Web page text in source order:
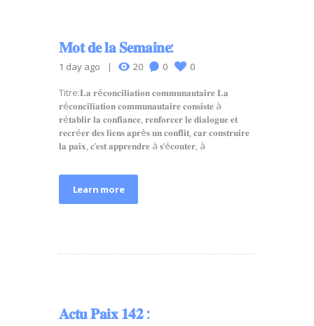
𝐌𝐨𝐭 𝐝𝐞 𝐥𝐚 𝐒𝐞𝐦𝐚𝐢𝐧𝐞:
1 day ago 20 0 0
Titre:𝐋𝐚 𝐫é𝐜𝐨𝐧𝐜𝐢𝐥𝐢𝐚𝐭𝐢𝐨𝐧 𝐜𝐨𝐦𝐦𝐮𝐧𝐚𝐮𝐭𝐚𝐢𝐫𝐞 𝐋𝐚
𝐫é𝐜𝐨𝐧𝐜𝐢𝐥𝐢𝐚𝐭𝐢𝐨𝐧 𝐜𝐨𝐦𝐦𝐮𝐧𝐚𝐮𝐭𝐚𝐢𝐫𝐞 𝐜𝐨𝐧𝐬𝐢𝐬𝐭𝐞 à
𝐫é𝐭𝐚𝐛𝐥𝐢𝐫 𝐥𝐚 𝐜𝐨𝐧𝐟𝐢𝐚𝐧𝐜𝐞, 𝐫𝐞𝐧𝐟𝐨𝐫𝐜𝐞𝐫 𝐥𝐞 𝐝𝐢𝐚𝐥𝐨𝐠𝐮𝐞 𝐞𝐭
𝐫𝐞𝐜𝐫é𝐞𝐫 𝐝𝐞𝐬 𝐥𝐢𝐞𝐧𝐬 𝐚𝐩𝐫è𝐬 𝐮𝐧 𝐜𝐨𝐧𝐟𝐥𝐢𝐭, 𝐜𝐚𝐫 𝐜𝐨𝐧𝐬𝐭𝐫𝐮𝐢𝐫𝐞
𝐥𝐚 𝐩𝐚𝐢𝐱, 𝐜’𝐞𝐬𝐭 𝐚𝐩𝐩𝐫𝐞𝐧𝐝𝐫𝐞 à 𝐬’é𝐜𝐨𝐮𝐭𝐞𝐫, à
Learn more
𝐀𝐜𝐭𝐮 𝐏𝐚𝐢𝐱 𝟏𝟒𝟐 :